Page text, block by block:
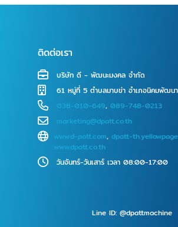
ติดต่อเรา
บริษัท ดี - พัฒนะมงคล จำกัด
61 หมู่ที่ 5 ตำบลมาบข่า อำเภอนิคมพัฒน
038-010-649, 089-748-0213
marketing@dpatt.co.th
www.d-patt.com,dpatt-
www.dpatt.co.th
วันจันทร์-วันเสาร์ เวลา 08:00-17:00
Line ID: @dpattmachine